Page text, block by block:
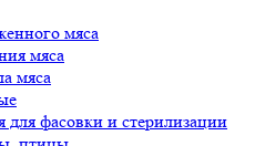
мяса
мяса
мяса
для фасовки и стерилизации